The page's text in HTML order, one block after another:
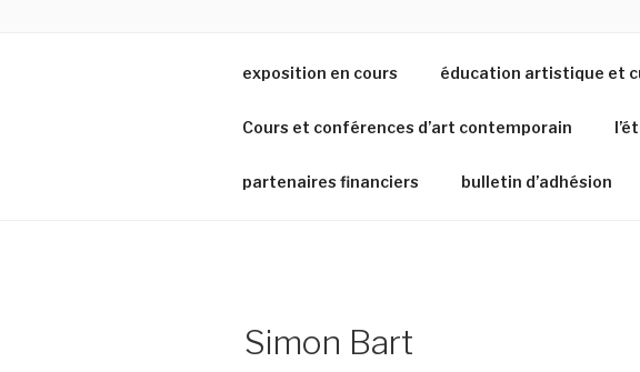
exposition en cours éducation artistique et
Cours et conférences d’art contemporain
partenaires financiers bulletin d’adhésion
Simon Bart